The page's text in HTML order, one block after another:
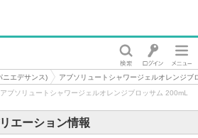
エデサンス)
アブソリュートシャワージェルオレンジブ
ブソリュートシャワージェルオレンジブロッサム 200mL
エーション情報